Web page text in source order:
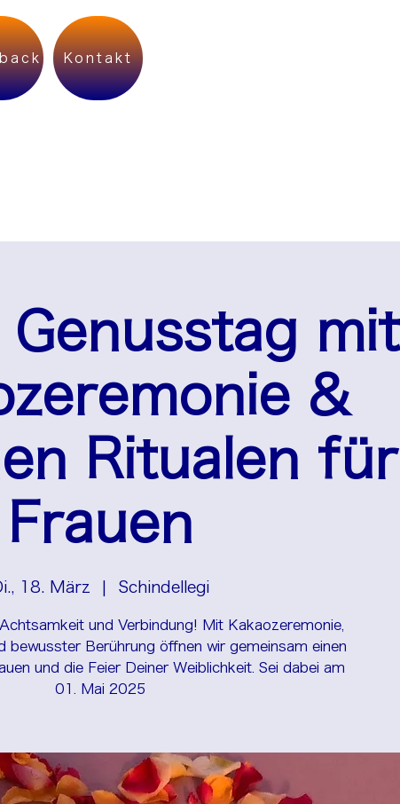
Kontakt
Genusstag mit
&
Ritualen für
Frauen
18. März Schindellegi
und Verbindung! Mit Kakaozeremonie,
bewusster Berührung öffnen wir gemeinsam einen
und die Feier Deiner Weiblichkeit. Sei dabei am
01. Mai 2025